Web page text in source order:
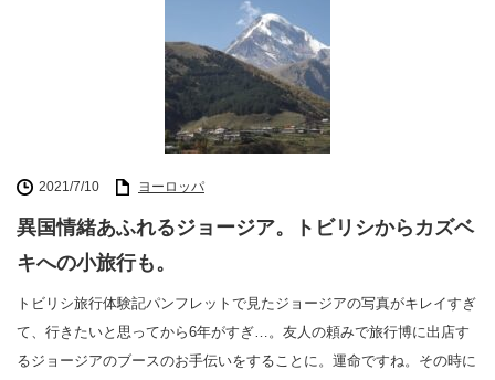
2021/7/10 ヨーロッパ
異国情緒あふれるジョージア。トビリシからカズベ
キへの小旅行も。
トビリシ旅行体験記パンフレットで見たジョージアの写真がキレイすぎ
て、行きたいと思ってから6年がすぎ…。友人の頼みで旅行博に出店す
るジョージアのブースのお手伝いをすることに。運命ですね。その時に